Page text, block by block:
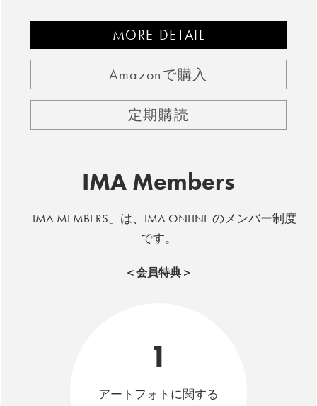
MORE DETAIL
Amazonで購入
定期購読
IMA Members
「IMA MEMBERS」は、IMA ONLINE のメンバー制度
です。
＜会員特典＞
1
アートフォトに関する